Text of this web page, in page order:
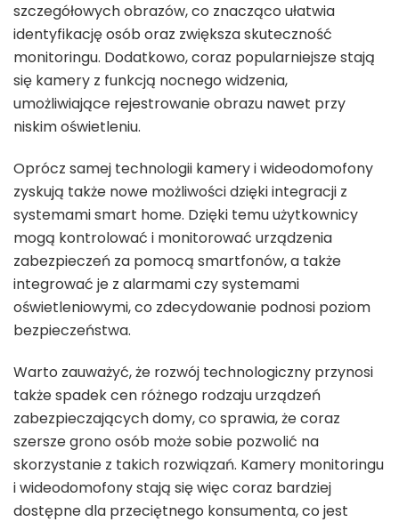
szczegółowych obrazów, co znacząco ułatwia
identyfikację osób oraz zwiększa skuteczność
monitoringu. Dodatkowo, coraz popularniejsze stają
się kamery z funkcją nocnego widzenia,
umożliwiające rejestrowanie obrazu nawet przy
niskim oświetleniu.
Oprócz samej technologii kamery i wideodomofony
zyskują także nowe możliwości dzięki integracji z
systemami smart home. Dzięki temu użytkownicy
mogą kontrolować i monitorować urządzenia
zabezpieczeń za pomocą smartfonów, a także
integrować je z alarmami czy systemami
oświetleniowymi, co zdecydowanie podnosi poziom
bezpieczeństwa.
Warto zauważyć, że rozwój technologiczny przynosi
także spadek cen różnego rodzaju urządzeń
zabezpieczających domy, co sprawia, że coraz
szersze grono osób może sobie pozwolić na
skorzystanie z takich rozwiązań. Kamery monitoringu
i wideodomofony stają się więc coraz bardziej
dostępne dla przeciętnego konsumenta, co jest